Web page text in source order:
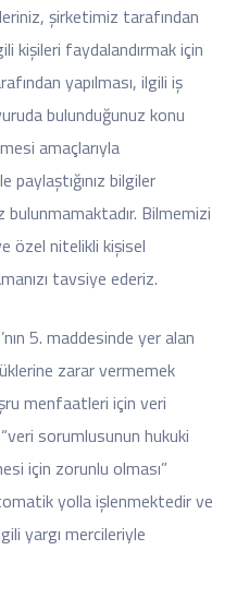
şirketimiz tarafından
kişileri faydalandırmak için
yapılması, ilgili iş
bulunduğunuz konu
amaçlarıyla
paylaştığınız bilgiler
Bilmemizi
özel nitelikli kişisel
tavsiye ederiz.
5. maddesinde yer alan
zarar vermemek
menfaatleri için veri
sorumlusunun hukuki
için zorunlu olması”
yolla işlenmektedir ve
yargı mercileriyle